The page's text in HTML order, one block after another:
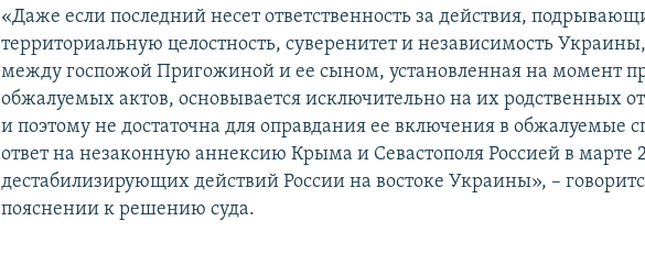
«Даже если последний несет ответственность за действия,
территориальную целостность, суверенитет и независимость
между госпожой Пригожиной и ее сыном, установленная на момент
обжалуемых актов, основывается исключительно на их родственных
и поэтому не достаточна для оправдания ее включения в обжалуемые
ответ на незаконную аннексию Крыма и Севастополя Россией в марте
дестабилизирующих действий России на востоке Украины», –
пояснении к решению суда.